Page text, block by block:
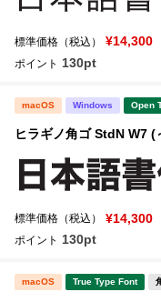
標準価格（税込） ¥14,300
ポイント 130pt
macOS Windows Open
ヒラギノ角ゴ StdN W7 (
標準価格（税込） ¥14,300
ポイント 130pt
macOS True Type Font